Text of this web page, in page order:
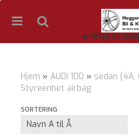
TRYGG OG
Hjem » AUDI 100 » sedan (4A,
Styreenhet airbag
SORTERING